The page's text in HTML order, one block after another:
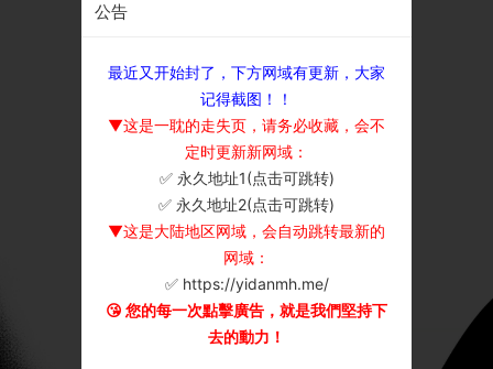
公告
最近又开始封了，下方网域有更新，大家
记得截图！！
▼这是一耽的走失页，请务必收藏，会不
定时更新新网域：
✅ 永久地址1(点击可跳转)
✅ 永久地址2(点击可跳转)
▼这是大陆地区网域，会自动跳转最新的
网域：
✅ https://yidanmh.me/
😘 您的每一次點擊廣告，就是我們堅持下
去的動力！